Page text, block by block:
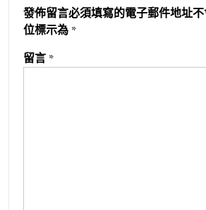
發佈留言必須填寫的電子郵件地址不
位標示為 *
留言 *